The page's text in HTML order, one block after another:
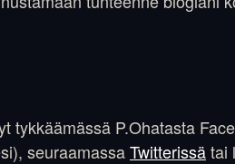
tykkäämässä P.Ohatasta
seuraamassaTwitterissätai